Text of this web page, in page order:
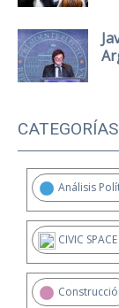
Análisis
CIVIC